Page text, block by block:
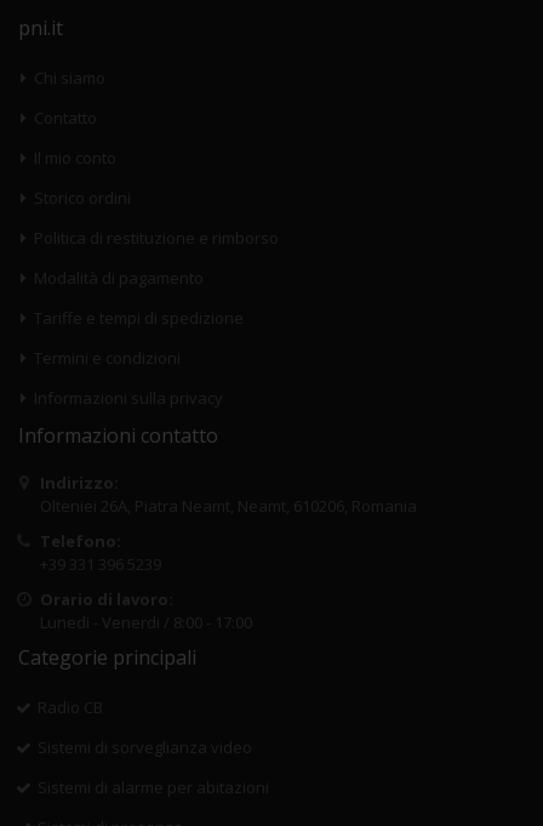
pni.it
Chi siamo
Contatto
Il mio conto
Storico ordini
Politica di restituzione e rimborso
Modalità di pagamento
Tariffe e tempi di spedizione
Termini e condizioni
Informazioni sulla privacy
Informazioni contatto
Indirizzo:
Olteniei 26A, Piatra Neamt, Neamt, 610206, Romania
Telefono:
+39 331 396 5239
Orario di lavoro:
Lunedi - Venerdi / 8:00 - 17:00
Categorie principali
Radio CB
Sistemi di sorveglianza video
Sistemi di alarme per abitazioni